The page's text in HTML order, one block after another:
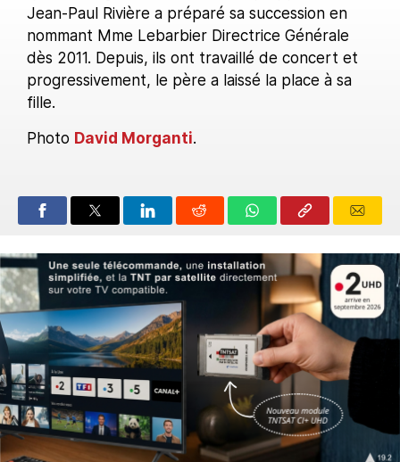
Jean-Paul Rivière a préparé sa succession en
nommant Mme Lebarbier Directrice Générale
dès 2011. Depuis, ils ont travaillé de concert et
progressivement, le père a laissé la place à sa
fille.
Photo David Morganti.